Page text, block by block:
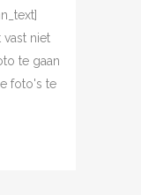
vast niet
te gaan
foto's te